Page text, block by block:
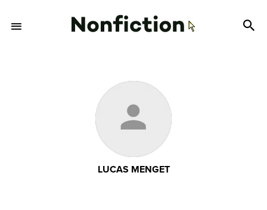
LUCAS MENGET